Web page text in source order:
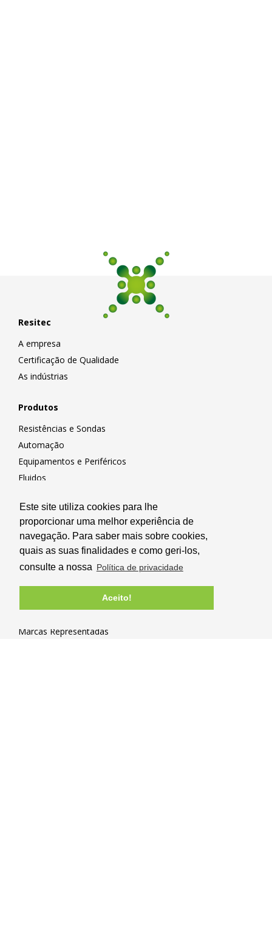
Este site utiliza cookies para lhe
proporcionar uma melhor experiência de
navegação. Para saber mais sobre cookies,
quais as suas finalidades e como geri-los,
consulte a nossa Política de privacidade
Aceito!
Resitec
A empresa
Certificação de Qualidade
As indústrias
Produtos
Resistências e Sondas
Automação
Equipamentos e Periféricos
Fluidos
Novidades e Promoções
Promoções
Serviços de Manutenção
Marcas
Marcas Representadas